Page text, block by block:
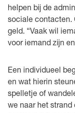
helpen bij de
sociale contacten.
geld. “Vaak wil
voor iemand zijn
Een individueel
en wat hierin
spelletje of
we naar het strand